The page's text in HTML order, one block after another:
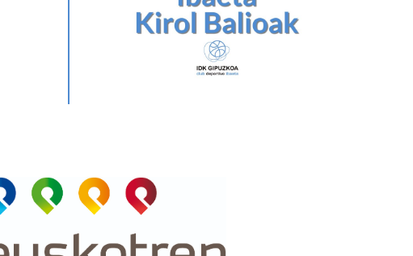
El IDK Euskotren busca la octava
Cousseins-Smith: “Estoy
entusiasmada por